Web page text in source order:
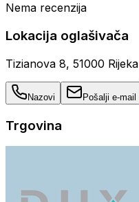
Nema recenzija
Lokacija oglašivača
Tizianova 8, 51000 Rijeka
Nazovi Pošalji e-mail
Trgovina